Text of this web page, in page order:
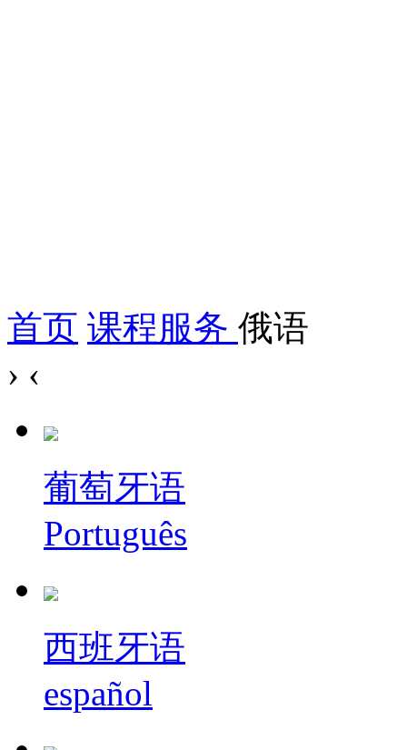
首页 课程服务 俄语
› ‹
葡萄牙语
Português
西班牙语
español